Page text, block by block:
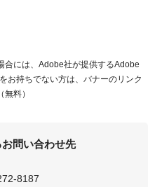
合には、Adobe社が提供するAdobe
お持ちでない方は、バナーのリンク
料）
問い合わせ先
8187